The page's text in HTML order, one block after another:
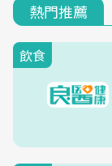
熱門推薦
飲食